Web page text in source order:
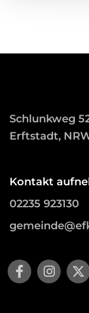
Schlunkweg
Erftstadt,
Kontakt
02235 923130